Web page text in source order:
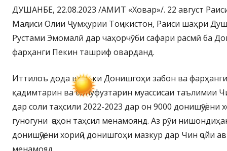
ДУШАНБЕ, 22.08.2023 /АМИТ «Ховар»/. 22 август
Маҷлиси Олии Ҷумҳурии Тоҷикистон, Раиси шаҳри
Рустами Эмомалӣ дар чаҳорчӯби сафари расмӣ ба
фарҳанги Пекин ташриф оварданд.
Иттилоъ дода шуд, ки Донишгоҳи забон ва
қадимтарин ва бонуфузтарин муассисаи таълимии
дар соли таҳсили 2022-2023 дар он 9000 донишҷӯёни
гуногуни ҷаҳон таҳсил менамоянд. Аз рӯи
донишҷӯёни хориҷӣ донишгоҳи мазкур дар Чин ҷойи